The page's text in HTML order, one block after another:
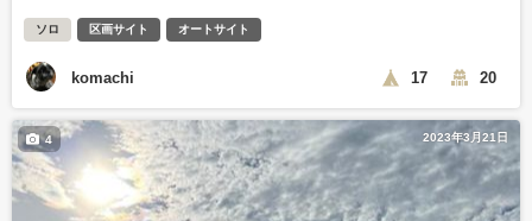
ソロ 区画サイト オートサイト
komachi 17 20
2023年3月21日
4